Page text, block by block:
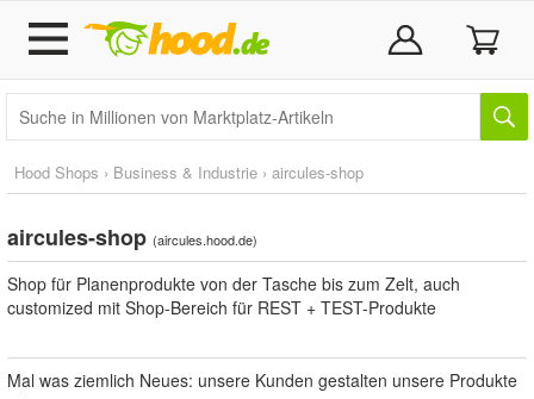
Hood Shops › Business & Industrie › aircules-shop
aircules-shop (aircules.hood.de)
Shop für Planenprodukte von der Tasche bis zum Zelt, auch
customized mit Shop-Bereich für REST + TEST-Produkte
Mal was ziemlich Neues: unsere Kunden gestalten unsere Produkte